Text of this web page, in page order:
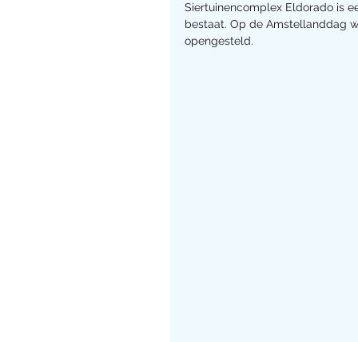
Siertuinencomplex Eldorado is
bestaat. Op de Amstellanddag
opengesteld.